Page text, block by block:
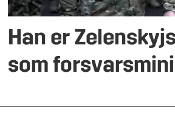
Han er
som